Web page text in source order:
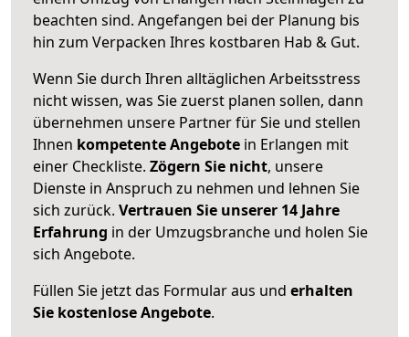
beachten sind. Angefangen bei der Planung bis
hin zum Verpacken Ihres kostbaren Hab & Gut.
Wenn Sie durch Ihren alltäglichen Arbeitsstress
nicht wissen, was Sie zuerst planen sollen, dann
übernehmen unsere Partner für Sie und stellen
Ihnen kompetente Angebote in Erlangen mit
einer Checkliste. Zögern Sie nicht, unsere
Dienste in Anspruch zu nehmen und lehnen Sie
sich zurück. Vertrauen Sie unserer 14 Jahre
Erfahrung in der Umzugsbranche und holen Sie
sich Angebote.
Füllen Sie jetzt das Formular aus und erhalten
Sie kostenlose Angebote.